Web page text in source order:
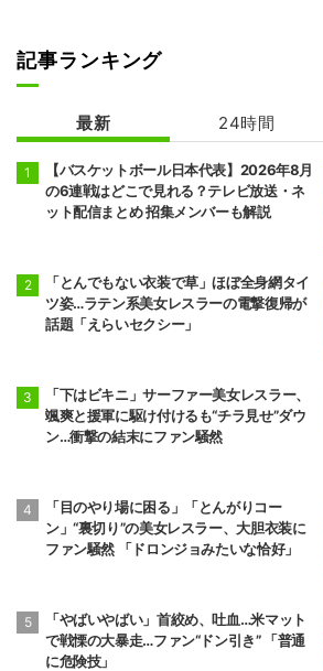
記事ランキング
最新 24時間
【バスケットボール日本代表】2026年8月
の6連戦はどこで見れる？テレビ放送・ネ
ット配信まとめ 招集メンバーも解説
「とんでもない衣装で草」ほぼ全身網タイ
ツ姿…ラテン系美女レスラーの電撃復帰が
話題「えらいセクシー」
「下はビキニ」サーファー美女レスラー、
颯爽と援軍に駆け付けるも“チラ見せ”ダウ
ン…衝撃の結末にファン騒然
「目のやり場に困る」「とんがりコー
ン」“裏切り”の美女レスラー、大胆衣装に
ファン騒然 「ドロンジョみたいな恰好」
「やばいやばい」首絞め、吐血…米マット
で戦慄の大暴走…ファン“ドン引き” 「普通
に危険技」